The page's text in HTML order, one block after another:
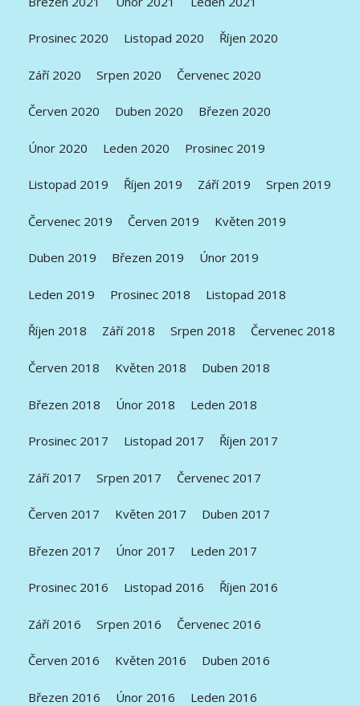
Prosinec 2020 Listopad 2020 Říjen 2020
Září 2020 Srpen 2020 Červenec 2020
Červen 2020 Duben 2020 Březen 2020
Únor 2020 Leden 2020 Prosinec 2019
Listopad 2019 Říjen 2019 Září 2019 Srpen 2019
Červenec 2019 Červen 2019 Květen 2019
Duben 2019 Březen 2019 Únor 2019
Leden 2019 Prosinec 2018 Listopad 2018
Říjen 2018 Září 2018 Srpen 2018 Červenec 2018
Červen 2018 Květen 2018 Duben 2018
Březen 2018 Únor 2018 Leden 2018
Prosinec 2017 Listopad 2017 Říjen 2017
Září 2017 Srpen 2017 Červenec 2017
Červen 2017 Květen 2017 Duben 2017
Březen 2017 Únor 2017 Leden 2017
Prosinec 2016 Listopad 2016 Říjen 2016
Září 2016 Srpen 2016 Červenec 2016
Červen 2016 Květen 2016 Duben 2016
Březen 2016 Únor 2016 Leden 2016